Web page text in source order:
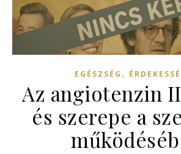
EGÉSZSÉG ,
Az angiotenzin
és szerepe a